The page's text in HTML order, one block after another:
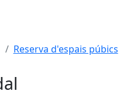
Reserva d'espais púbics